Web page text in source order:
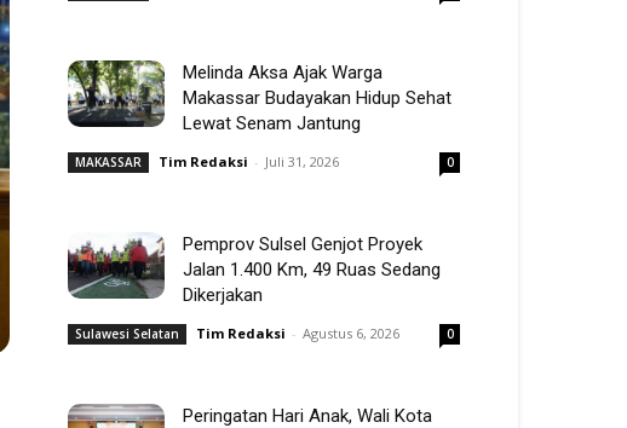
Melinda Aksa Ajak Warga
Makassar Budayakan Hidup Sehat
Lewat Senam Jantung
MAKASSAR Tim Redaksi - Juli 31, 2026 0
Pemprov Sulsel Genjot Proyek
Jalan 1.400 Km, 49 Ruas Sedang
Dikerjakan
Sulawesi Selatan Tim Redaksi - Agustus 6, 2026 0
Peringatan Hari Anak, Wali Kota